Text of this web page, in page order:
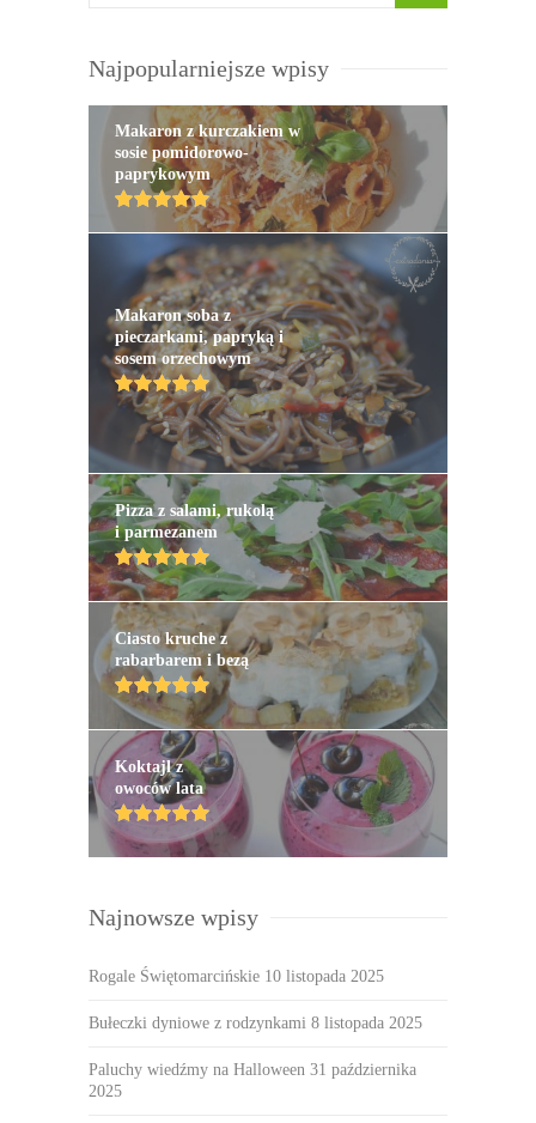
Najpopularniejsze wpisy
Makaron z kurczakiem w
sosie pomidorowo-
paprykowym
Makaron soba z
pieczarkami, papryką i
sosem orzechowym
Pizza z salami, rukolą
i parmezanem
Ciasto kruche z
rabarbarem i bezą
Koktajl z
owoców lata
Najnowsze wpisy
Rogale Świętomarcińskie 10 listopada 2025
Bułeczki dyniowe z rodzynkami 8 listopada 2025
Paluchy wiedźmy na Halloween 31 października
2025